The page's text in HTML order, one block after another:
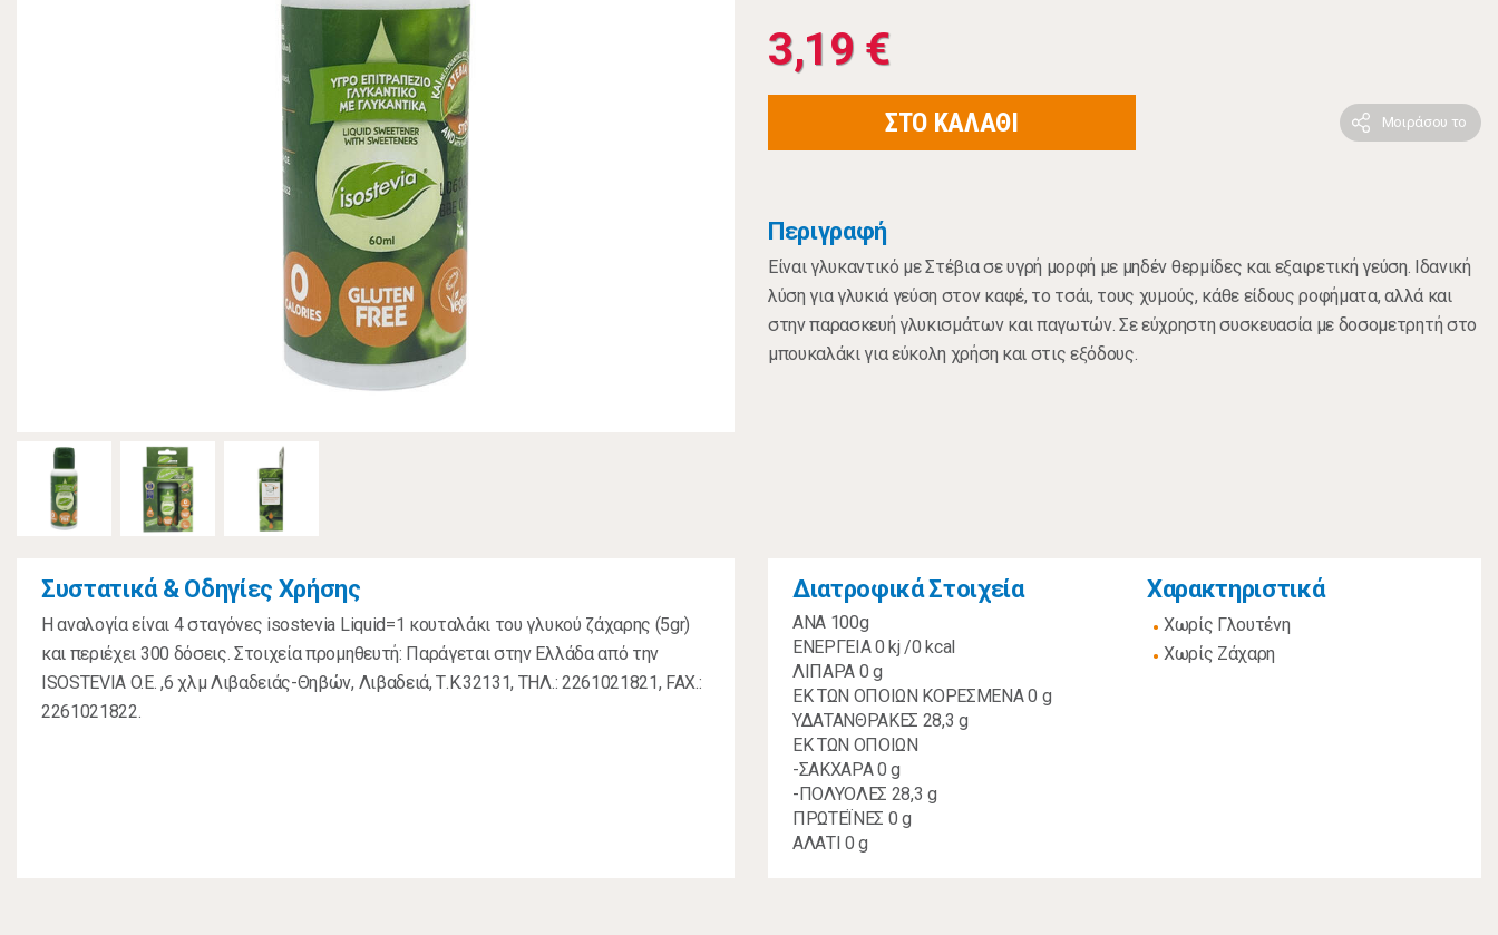
3,19 €
ΣΤΟ ΚΑΛΑΘΙ Μοιράσου το
Περιγραφή
Είναι γλυκαντικό με Στέβια σε υγρή μορφή με μηδέν θερμίδες και εξαιρετική γεύση. Ιδανική
λύση για γλυκιά γεύση στον καφέ, το τσάι, τους χυμούς, κάθε είδους ροφήματα, αλλά και
στην παρασκευή γλυκισμάτων και παγωτών. Σε εύχρηστη συσκευασία με δοσομετρητή στο
μπουκαλάκι για εύκολη χρήση και στις εξόδους.
Συστατικά & Οδηγίες Χρήσης
Η αναλογία είναι 4 σταγόνες isostevia Liquid=1 κουταλάκι του γλυκού ζάχαρης (5gr)
και περιέχει 300 δόσεις. Στοιχεία προμηθευτή: Παράγεται στην Ελλάδα από την
ISOSTEVIA O.E. ,6 χλμ Λιβαδειάς-Θηβών, Λιβαδειά, Τ.Κ.32131, ΤΗΛ.: 2261021821, FAX.:
2261021822.
Διατροφικά Στοιχεία
ΑΝΑ 100g
ΕΝΕΡΓΕΙΑ 0 kj /0 kcal
ΛΙΠΑΡΑ 0 g
ΕΚ ΤΩΝ ΟΠΟΙΩΝ ΚΟΡΕΣΜΕΝΑ 0 g
ΥΔΑΤΑΝΘΡΑΚΕΣ 28,3 g
ΕΚ ΤΩΝ ΟΠΟΙΩΝ
-ΣΑΚΧΑΡΑ 0 g
-ΠΟΛΥΟΛΕΣ 28,3 g
ΠΡΩΤΕΪΝΕΣ 0 g
ΑΛΑΤΙ 0 g
Χαρακτηριστικά
Χωρίς Γλουτένη
Χωρίς Ζάχαρη